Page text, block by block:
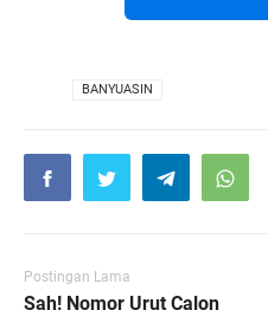
BANYUASIN
Postingan Lama
Sah! Nomor Urut Calon